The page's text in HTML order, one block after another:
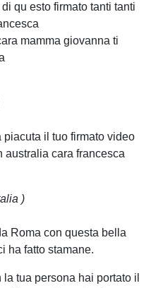
qu esto firmato tanti tanti
mamma giovanna ti
il tuo firmato video
australia cara francesca
)
Roma con questa bella
ha fatto stamane.
tua persona hai portato il